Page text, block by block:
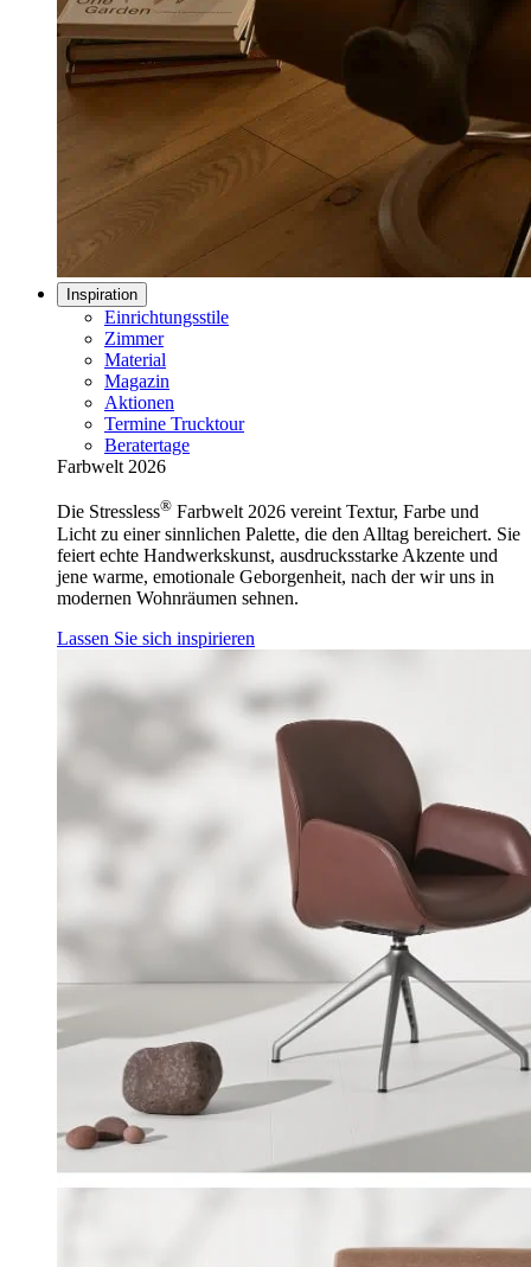
Inspiration
Einrichtungsstile
Zimmer
Material
Magazin
Aktionen
Termine Trucktour
Beratertage
Farbwelt 2026
Die Stressless® Farbwelt 2026 vereint Textur, Farbe und
Licht zu einer sinnlichen Palette, die den Alltag bereichert. Sie
feiert echte Handwerkskunst, ausdrucksstarke Akzente und
jene warme, emotionale Geborgenheit, nach der wir uns in
modernen Wohnräumen sehnen.
Lassen Sie sich inspirieren